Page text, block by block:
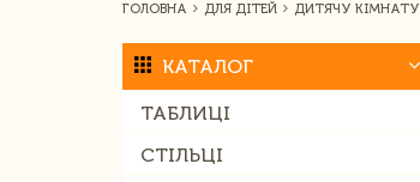
ГОЛОВНА ДЛЯ ДІТЕЙ ДИТЯЧУ КІМНАТУ
КАТАЛОГ
ТАБЛИЦІ
СТІЛЬЦІ